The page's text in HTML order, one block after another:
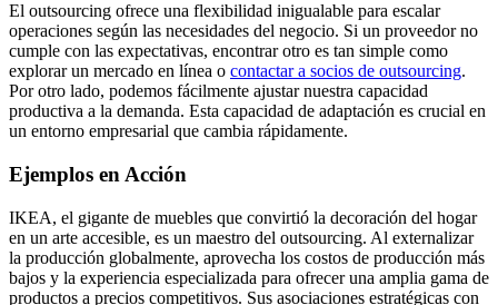
El outsourcing ofrece una flexibilidad inigualable para escalar
operaciones según las necesidades del negocio. Si un proveedor no
cumple con las expectativas, encontrar otro es tan simple como
explorar un mercado en línea o contactar a socios de outsourcing.
Por otro lado, podemos fácilmente ajustar nuestra capacidad
productiva a la demanda. Esta capacidad de adaptación es crucial en
un entorno empresarial que cambia rápidamente.
Ejemplos en Acción
IKEA, el gigante de muebles que convirtió la decoración del hogar
en un arte accesible, es un maestro del outsourcing. Al externalizar
la producción globalmente, aprovecha los costos de producción más
bajos y la experiencia especializada para ofrecer una amplia gama de
productos a precios competitivos. Sus asociaciones estratégicas con